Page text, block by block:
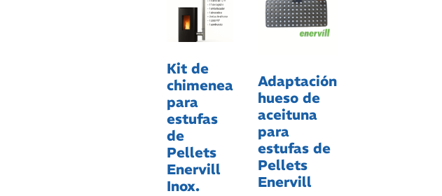
Kit de
chimenea
para
estufas
de
Pellets
Enervill
Inox.
Adaptación
hueso de
aceituna
para
estufas de
Pellets
Enervill